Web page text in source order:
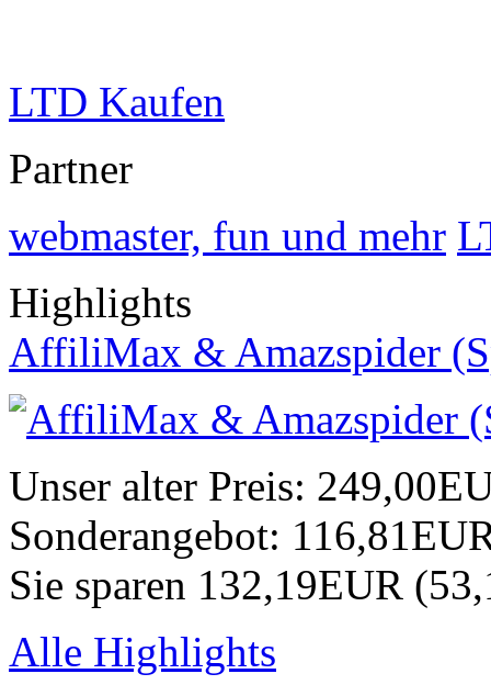
LTD Kaufen
Partner
webmaster, fun und mehr
Highlights
AffiliMax & Amazspider
Unser alter Preis:
Sonderangebot:
Sie sparen 132,19EUR
Alle Highlights